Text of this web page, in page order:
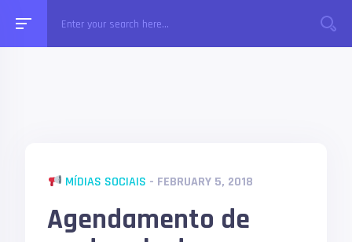
MÍDIAS SOCIAIS - FEBRUARY 5, 2018
Agendamento de